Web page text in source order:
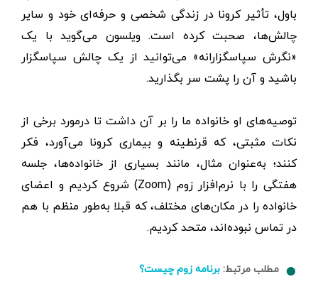
باول، تأثیر کرونا در زندگی شخصی و حرفه‌ای خود و سایر
چالش‌ها، صحبت کرده است. ویلسون می‌گوید با یک
«نگرش سپاسگزارانه» می‌توانید از یک چالش سپاسگزار
باشید و آن را پشت سر بگذارید.
توصیه‌های او خانواده ما را بر آن داشت تا درمورد برخی از
نکات مثبتی، که قرنطینه و بیماری کرونا می‌آورد، فکر
کنند؛ به‌عنوان مثال، مانند بسیاری از خانواده‌ها، جلسه
هفتگی را با نرم‌افزار زوم (Zoom) شروع کردیم و اعضای
خانواده را در مکان‌های مختلف، که قبلا به‌طور منظم با هم
در تماس نبوده‌اند، متحد کردیم.
مطلب مرتبط: برنامه زوم چیست؟